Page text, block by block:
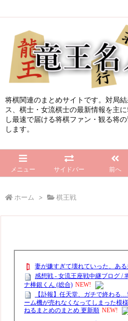
将棋関連のまとめサイトです。対局
ス、棋士・女流棋士の最新情報を主
し最速で届ける将棋ファン・観る将
します。
メニュー サイドバー 前へ
ホーム > 棋王戦